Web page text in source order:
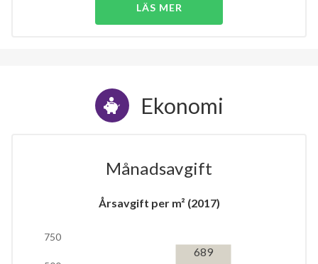
LÄS MER
Ekonomi
Månadsavgift
Årsavgift per m² (2017)
750
689